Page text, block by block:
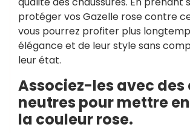
protéger vos Gazelle rose contre
vous pourrez profiter plus
élégance et de leur style sans
leur état.
Associez-les avec des
neutres pour mettre
la couleur rose.